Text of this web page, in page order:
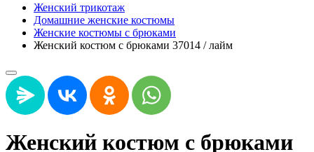
Женский трикотаж
Домашние женские костюмы
Женские костюмы с брюками
Женский костюм с брюками 37014 / лайм
Женский костюм с брюками